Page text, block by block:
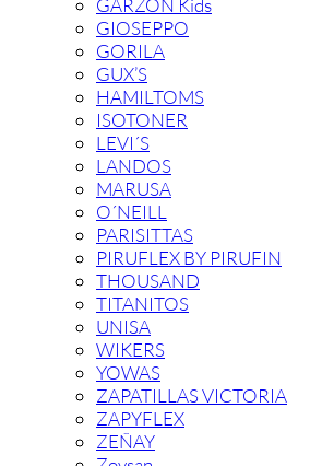
GARZÓN Kids
GIOSEPPO
GORILA
GUX’S
HAMILTOMS
ISOTONER
LEVI´S
LANDOS
MARUSA
O´NEILL
PARISITTAS
PIRUFLEX BY PIRUFIN
THOUSAND
TITANITOS
UNISA
WIKERS
YOWAS
ZAPATILLAS VICTORIA
ZAPYFLEX
ZEÑAY